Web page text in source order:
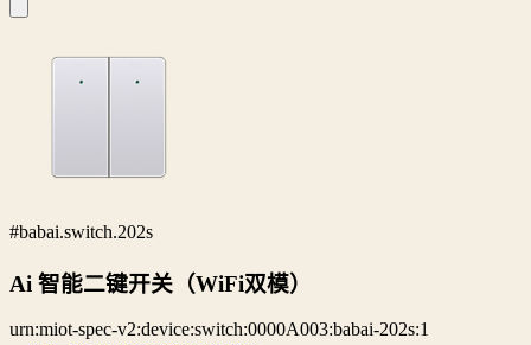
#babai.switch.202s
Ai 智能二键开关（WiFi双模）
urn:miot-spec-v2:device:switch:0000A003:babai-202s:1